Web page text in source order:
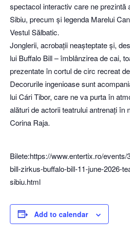
spectacol interactiv care ne prezintă
Sibiu, precum și legenda Marelui
Vestul Sălbatic.
Jonglerii, acrobații neașteptate și,
lui Buffalo Bill – îmblânzirea de cai,
prezentate în cortul de circ recreat
Decorurile ingenioase sunt
lui Cári Tibor, care ne va purta în
alături de actorii teatrului antrenați în
Corina Raja.
Bilete:https://www.entertix.ro/
bill-zirkus-buffalo-bill-11-june-2026-
sibiu.html
Add to calendar